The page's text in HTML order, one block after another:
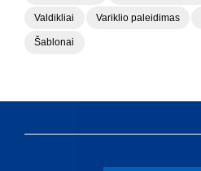
Valdikliai Variklio paleidimas
Šablonai